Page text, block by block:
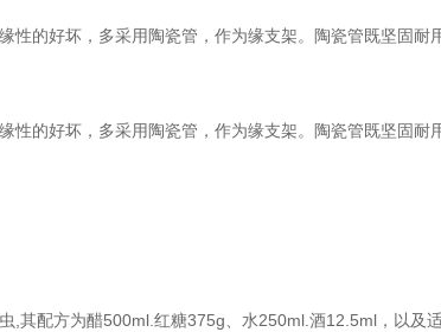
的好坏，多采用陶瓷管，作为缘支架。陶瓷管既坚固耐
的好坏，多采用陶瓷管，作为缘支架。陶瓷管既坚固耐
,其配方为醋500ml.红糖375g、水250ml.酒12.5ml，以及